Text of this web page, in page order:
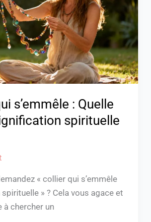
s’emmêle : Quelle
spirituelle
« collier qui s’emmêle
» ? Cela vous agace et
à chercher un